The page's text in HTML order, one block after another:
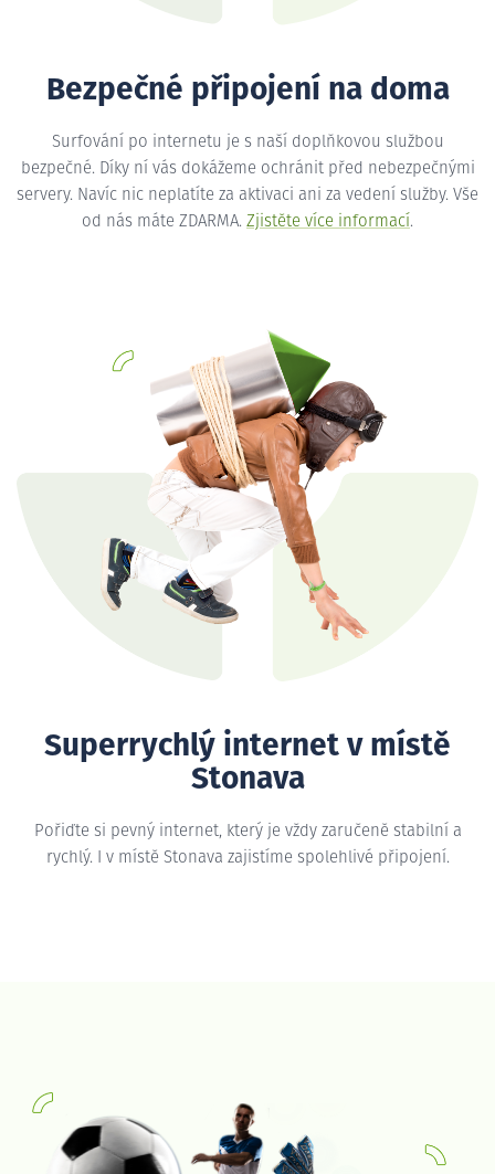
Bezpečné připojení na doma
Surfování po internetu je s naší doplňkovou službou
bezpečné. Díky ní vás dokážeme ochránit před nebezpečnými
servery. Navíc nic neplatíte za aktivaci ani za vedení služby. Vše
od nás máte ZDARMA. Zjistěte více informací.
Superrychlý internet v místě
Stonava
Pořiďte si pevný internet, který je vždy zaručeně stabilní a
rychlý. I v místě Stonava zajistíme spolehlivé připojení.